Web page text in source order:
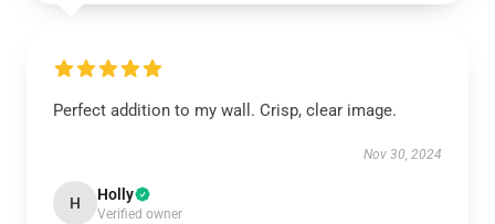
Perfect addition to my wall. Crisp, clear image.
Nov 30, 2024
H Holly
Verified owner